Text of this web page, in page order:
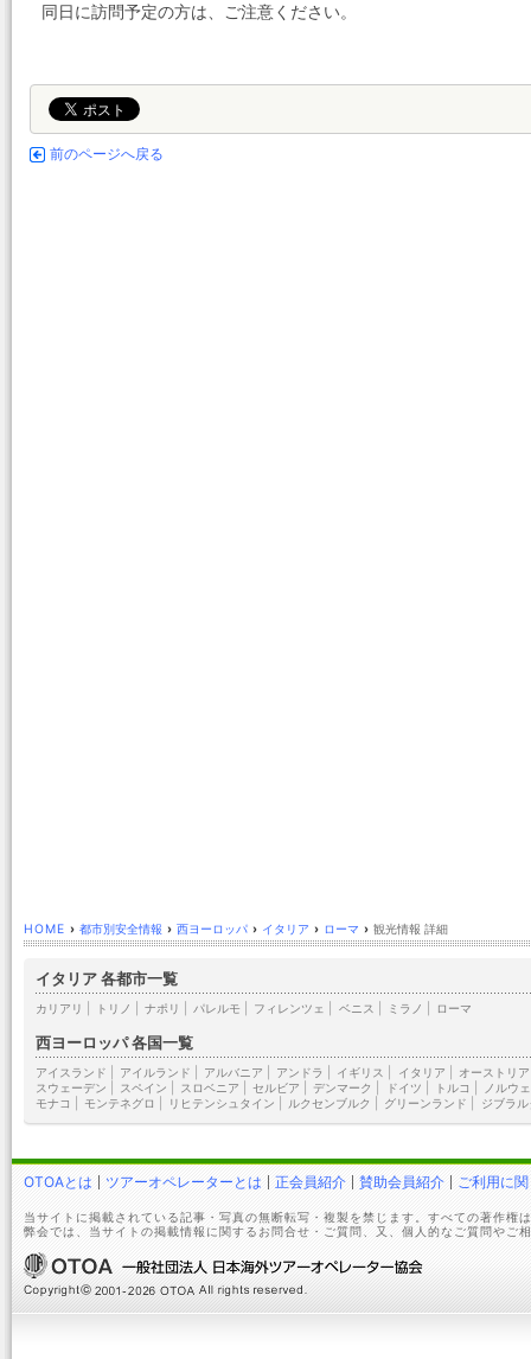
同日に訪問予定の方は、ご注意ください。
前のページへ戻る
HOME › 都市別安全情報 › 西ヨーロッパ › イタリア › ローマ › 観光情報 詳細
イタリア 各都市一覧
カリアリ トリノ ナポリ パレルモ フィレンツェ ベニス ミラノ ローマ
西ヨーロッパ 各国一覧
アイスランド アイルランド アルバニア アンドラ イギリス イタリア オーストリア
スウェーデン
スペイン スロベニア セルビア デンマーク ドイツ トルコ
ノルウ
モナコ
モンテネグロ リヒテンシュタイン ルクセンブルク グリーンランド ジブラル
OTOAとは ツアーオペレーターとは 正会員紹介 賛助会員紹介 ご利用に
当サイトに掲載されている記事・写真の無断転写・複製を禁じます。すべての著作権
弊会では、当サイトの掲載情報に関するお問合せ・ご質問、又、個人的なご質問やご